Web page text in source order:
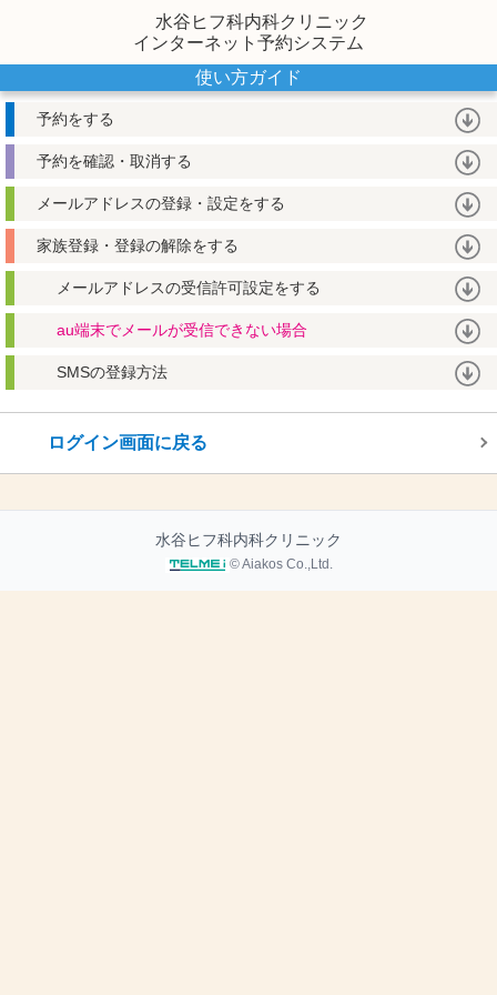
水谷ヒフ科内科クリニック
インターネット予約システム
使い方ガイド
予約をする
予約を確認・取消する
メールアドレスの登録・設定をする
家族登録・登録の解除をする
メールアドレスの受信許可設定をする
au端末でメールが受信できない場合
SMSの登録方法
ログイン画面に戻る
水谷ヒフ科内科クリニック
© Aiakos Co.,Ltd.